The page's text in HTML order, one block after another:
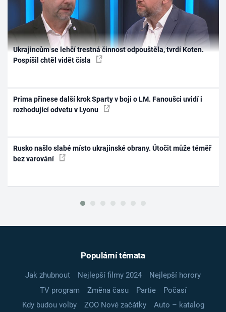
Ukrajincům se lehčí trestná činnost odpouštěla, tvrdí Koten.
Pospíšil chtěl vidět čísla
Prima přinese další krok Sparty v boji o LM. Fanoušci uvidí i
rozhodující odvetu v Lyonu
Rusko našlo slabé místo ukrajinské obrany. Útočit může téměř
bez varování
Populární témata
Jak zhubnout Nejlepší filmy 2024
Nejlepší horory
TV program
Změna času Partie
Počasí
Kdy budou volby
ZOO Nové začátky
Auto – katalog